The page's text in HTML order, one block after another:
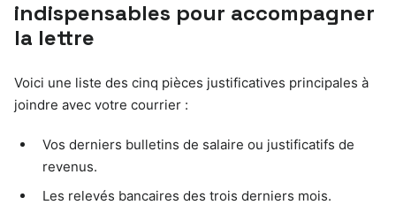
indispensables pour accompagner
la lettre
Voici une liste des cinq pièces justificatives principales à
joindre avec votre courrier :
Vos derniers bulletins de salaire ou justificatifs de
revenus.
Les relevés bancaires des trois derniers mois.